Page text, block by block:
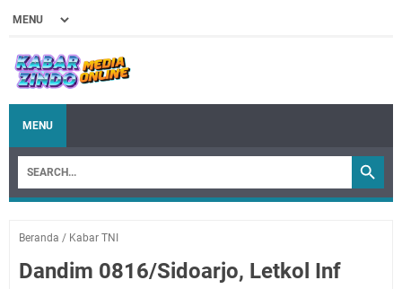
MENU
Beranda / Kabar TNI
Dandim 0816/Sidoarjo, Letkol Inf